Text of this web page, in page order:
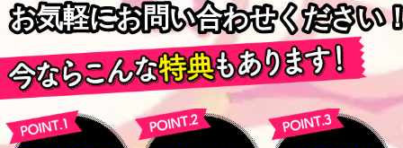
お気軽にお問い合わせください
お気軽にお問い合わせください